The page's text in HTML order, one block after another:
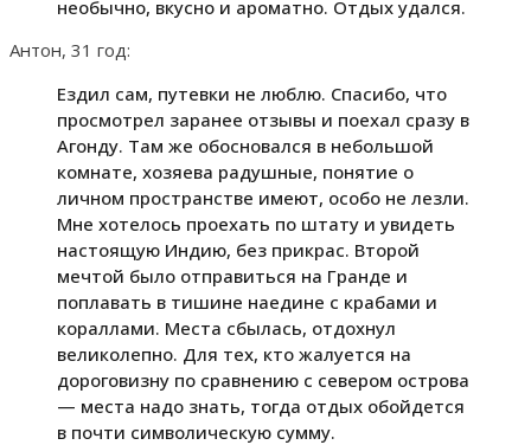
необычно, вкусно и ароматно. Отдых удался.
Антон, 31 год:
Ездил сам, путевки не люблю. Спасибо, что
просмотрел заранее отзывы и поехал сразу в
Агонду. Там же обосновался в небольшой
комнате, хозяева радушные, понятие о
личном пространстве имеют, особо не лезли.
Мне хотелось проехать по штату и увидеть
настоящую Индию, без прикрас. Второй
мечтой было отправиться на Гранде и
поплавать в тишине наедине с крабами и
кораллами. Места сбылась, отдохнул
великолепно. Для тех, кто жалуется на
дороговизну по сравнению с севером острова
— места надо знать, тогда отдых обойдется
в почти символическую сумму.